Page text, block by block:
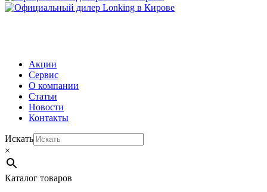
Акции
Сервис
О компании
Статьи
Новости
Контакты
Искать
×
Каталог товаров